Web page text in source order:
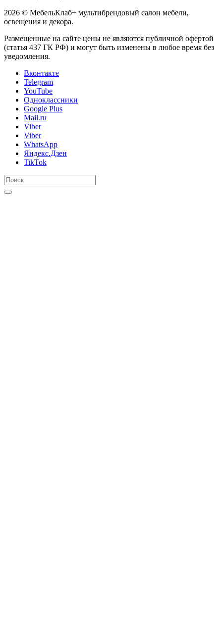
2026 © МебельКлаб+ мультибрендовый салон мебели,
освещения и декора.
Размещенные на сайте цены не являются публичной офертой
(статья 437 ГК РФ) и могут быть изменены в любое время без
уведомления.
Вконтакте
Telegram
YouTube
Одноклассники
Google Plus
Mail.ru
Viber
Viber
WhatsApp
Яндекс.Дзен
TikTok